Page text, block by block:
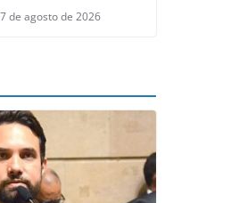
7 de agosto de 2026